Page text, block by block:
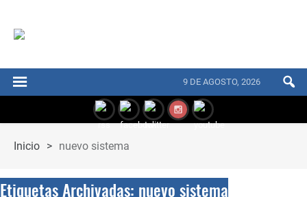
9 DE AGOSTO, 2026
Inicio > nuevo sistema
Etiquetas Archivadas: nuevo sistema